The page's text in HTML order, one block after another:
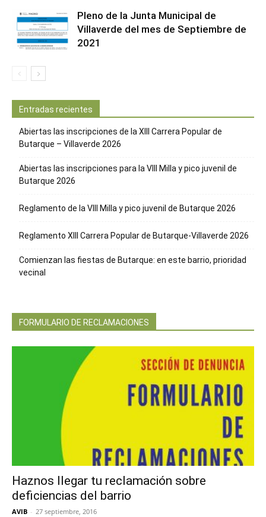
Pleno de la Junta Municipal de
Villaverde del mes de Septiembre de
2021
Entradas recientes
Abiertas las inscripciones de la XIII Carrera Popular de
Butarque – Villaverde 2026
Abiertas las inscripciones para la VIII Milla y pico juvenil de
Butarque 2026
Reglamento de la VIII Milla y pico juvenil de Butarque 2026
Reglamento XIII Carrera Popular de Butarque-Villaverde 2026
Comienzan las fiestas de Butarque: en este barrio, prioridad
vecinal
FORMULARIO DE RECLAMACIONES
Haznos llegar tu reclamación sobre
deficiencias del barrio
AVIB - 27 septiembre, 2016